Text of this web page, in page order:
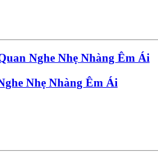
Nhẹ Nhàng Êm Ái